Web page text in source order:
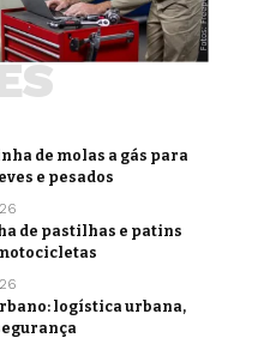
de molas a gás para
e pesados
de pastilhas e patins
logística urbana,